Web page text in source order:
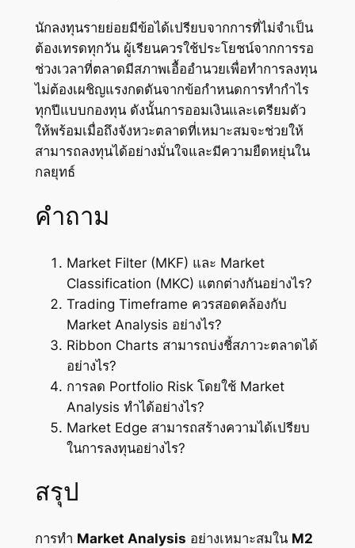
นักลงทุนรายย่อยมีข้อได้เปรียบจากการที่ไม่จำเป็น
ต้องเทรดทุกวัน ผู้เรียนควรใช้ประโยชน์จากการรอ
ช่วงเวลาที่ตลาดมีสภาพเอื้ออำนวยเพื่อทำการลงทุน
ไม่ต้องเผชิญแรงกดดันจากข้อกำหนดการทำกำไร
ทุกปีแบบกองทุน ดังนั้นการออมเงินและเตรียมตัว
ให้พร้อมเมื่อถึงจังหวะตลาดที่เหมาะสมจะช่วยให้
สามารถลงทุนได้อย่างมั่นใจและมีความยืดหยุ่นใน
กลยุทธ์
คำถาม
Market Filter (MKF) และ Market
Classification (MKC) แตกต่างกันอย่างไร?
Trading Timeframe ควรสอดคล้องกับ
Market Analysis อย่างไร?
Ribbon Charts สามารถบ่งชี้สภาวะตลาดได้
อย่างไร?
การลด Portfolio Risk โดยใช้ Market
Analysis ทำได้อย่างไร?
Market Edge สามารถสร้างความได้เปรียบ
ในการลงทุนอย่างไร?
สรุป
การทำ Market Analysis อย่างเหมาะสมใน M2